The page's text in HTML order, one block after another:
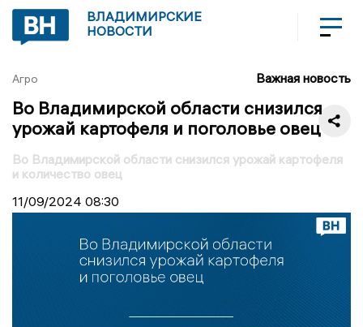
ВЛАДИМИРСКИЕ
НОВОСТИ
Агро Важная новость
Во Владимирской области снизился
урожай картофеля и поголовье овец
Во Владимирской области снизился урожай картофеля
и количество овец
11/09/2024 08:30